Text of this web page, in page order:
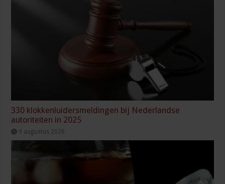
330 klokkenluidersmeldingen bij Nederlandse
autoriteiten in 2025
9 augustus 2026